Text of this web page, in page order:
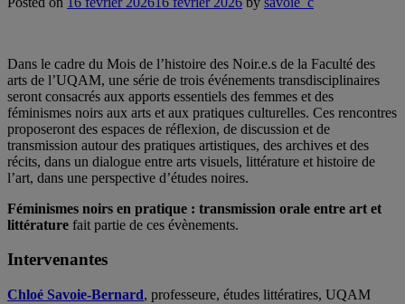
Dans le cadre du Mois de l’histoire des Noir.e.s de la Faculté des
arts de l’UQAM, une série de trois événements transdisciplinaires
seront consacrés aux apports essentiels des femmes et des
féminismes noirs aux arts et aux pratiques culturelles. Ces rencontres
proposeront des espaces de réflexion, de discussion et de
transmission autour des pratiques artistiques, des archives et des
récits, dans un dialogue entre arts visuels, littérature et histoire de
l’art, dans une perspective d’études noires.
Féminismes noirs en pratique : transmission orale entre art et
littérature fait partie de ces évènements.
Intervenantes
Chloé Savoie-Bernard, professeure, études littératires, UQAM